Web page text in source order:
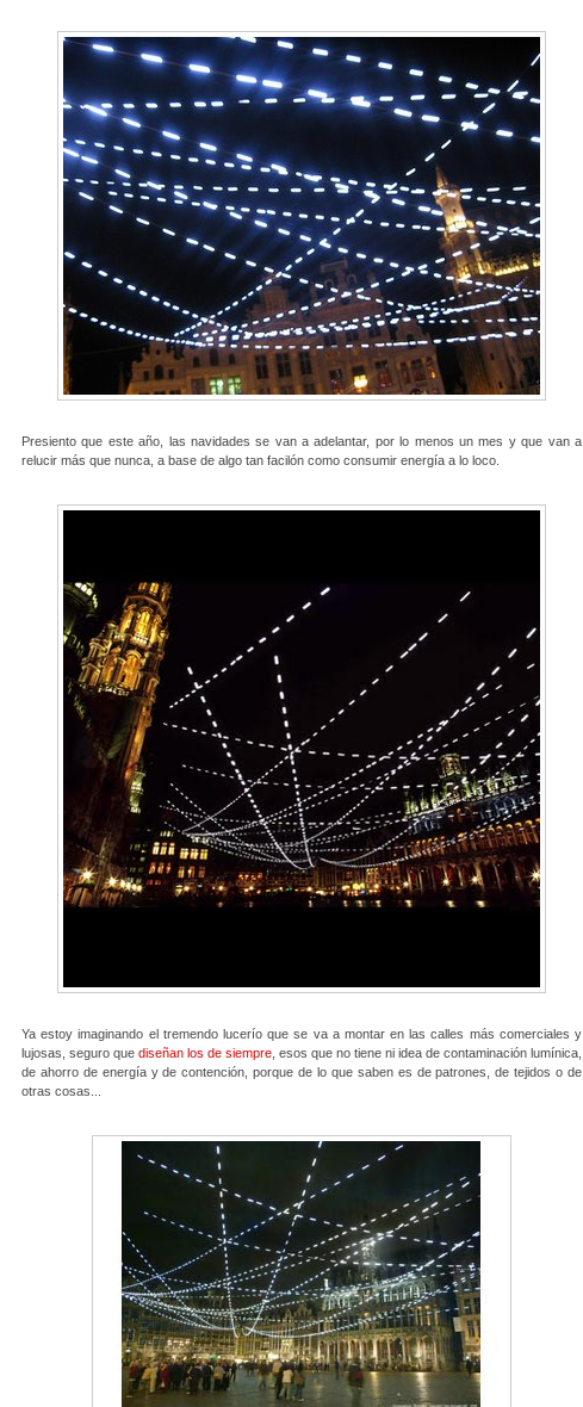
Presiento que este año, las navidades se van a adelantar, por lo menos un mes y que van a
relucir más que nunca, a base de algo tan facilón como consumir energía a lo loco.
Ya estoy imaginando el tremendo lucerío que se va a montar en las calles más comerciales y
lujosas, seguro que diseñan los de siempre , esos que no tiene ni idea de contaminación lumínica,
de ahorro de energía y de contención, porque de lo que saben es de patrones, de tejidos o de
otras cosas...